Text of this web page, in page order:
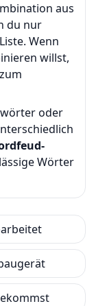
aus
du nur
Wenn
willst,
oder
Wörter